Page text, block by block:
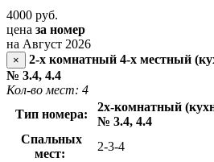
4000 руб.
цена за номер
на Август 2026
×
2-х комнатный 4-х местный
№ 3.4, 4.4
Кол-во мест: 4
Тип номера:
2х-комнатный
№ 3.4, 4.4
Спальных
мест:
2-3-4